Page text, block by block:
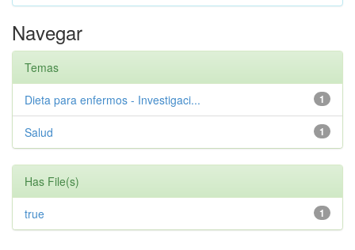
Navegar
Temas
1
Dieta para enfermos - Investigaci...
1
Salud
Has File(s)
1
true